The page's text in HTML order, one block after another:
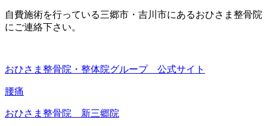
自費施術を行っている三郷市・吉川市にあるおひさま整骨院
にご連絡下さい。
おひさま整骨院・整体院グループ 公式サイト
腰痛
おひさま整骨院 新三郷院